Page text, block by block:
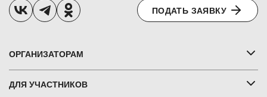
ПОДАТЬ ЗАЯВКУ
ОРГАНИЗАТОРАМ
ДЛЯ УЧАСТНИКОВ